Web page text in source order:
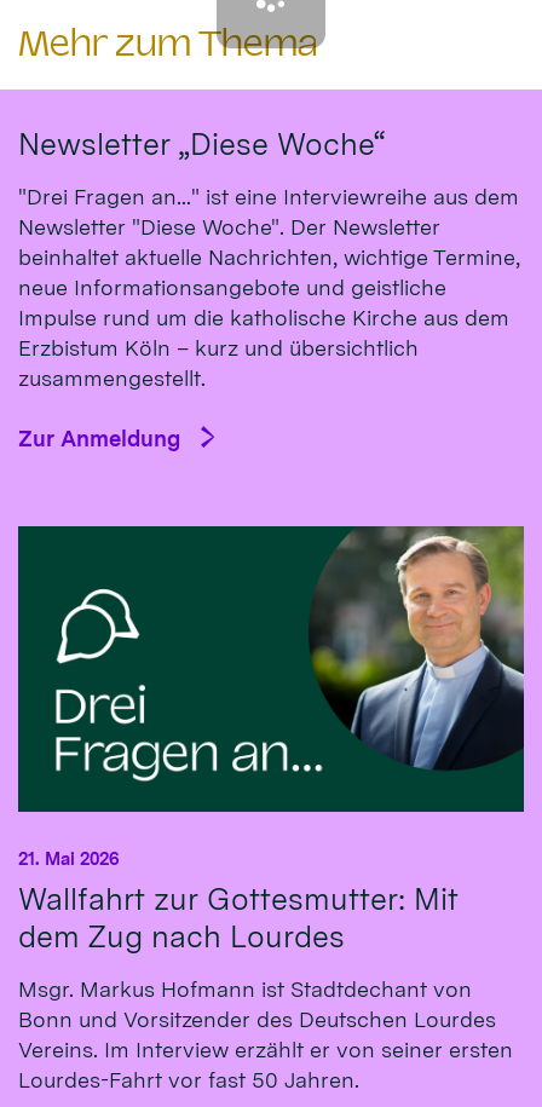
Mehr zum Thema
Newsletter „Diese Woche“
"Drei Fragen an..." ist eine Interviewreihe aus dem
Newsletter "Diese Woche". Der Newsletter
beinhaltet aktuelle Nachrichten, wichtige Termine,
neue Informationsangebote und geistliche
Impulse rund um die katholische Kirche aus dem
Erzbistum Köln – kurz und übersichtlich
zusammengestellt.
Zur Anmeldung
Wallfahrt zur Gottesmutter: Mit
dem Zug nach Lourdes
21. Mai 2026
Msgr. Markus Hofmann ist Stadtdechant von
Bonn und Vorsitzender des Deutschen Lourdes
Vereins. Im Interview erzählt er von seiner ersten
Lourdes-Fahrt vor fast 50 Jahren.